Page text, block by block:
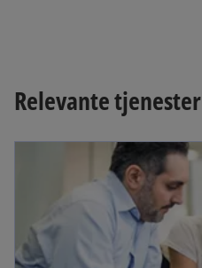
Relevante tjenester